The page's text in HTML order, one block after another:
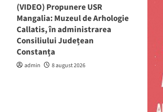
(VIDEO) Propunere USR
Mangalia: Muzeul de Arhologie
Callatis, în administrarea
Consiliului Județean
Constanța
admin 8 august 2026